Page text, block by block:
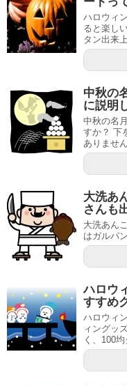
ハロウィ
ると楽し
タン出来
中秋の
に説明
中秋の名
すか？ 下
ありませ
大洗あ
さんも
大洗あん
はガルパ
ハロウ
すすめ
ハロウィ
ィングッ
く、100